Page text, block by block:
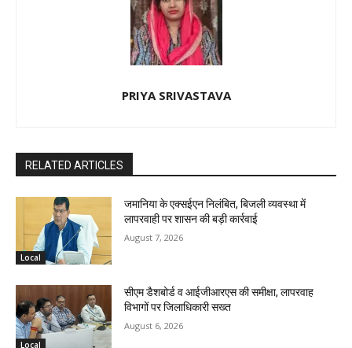
PRIYA SRIVASTAVA
RELATED ARTICLES
Local
जमानिया के एक्सईएन निलंबित, बिजली व्यवस्था में
लापरवाही पर शासन की बड़ी कार्रवाई
August 7, 2026
Local
सीएम डैशबोर्ड व आईजीआरएस की समीक्षा, लापरवाह
विभागों पर जिलाधिकारी सख्त
August 6, 2026